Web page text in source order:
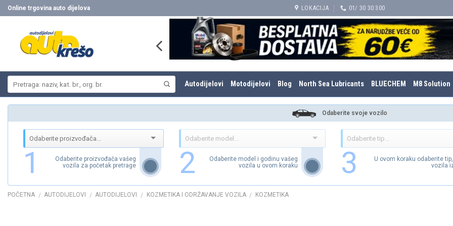
Skip
to
Online trgovina auto dijelova LOKACIJA 01/ 30 30 300
Autodijelovi Motodijelovi Blog North Sea Lubricants BLUECHEM M8 Solution
Odaberite svoje vozilo
1
Odaberite proizvođača vašeg
vozila za početak pretrage
2
Odaberite model i godinu vašeg
vozila u ovom koraku
3
U ovom koraku odaberite
vozila
POČETNA / AUTODIJELOVI / AUTODIJELOVI / KOZMETIKA I ODRŽAVANJE VOZILA / KOZMETIKA